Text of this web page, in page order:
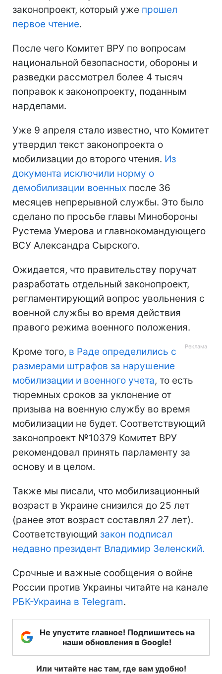
законопроект, который уже прошел
первое чтение.
После чего Комитет ВРУ по вопросам
национальной безопасности, обороны и
разведки рассмотрел более 4 тысяч
поправок к законопроекту, поданным
нардепами.
Уже 9 апреля стало известно, что Комитет
утвердил текст законопроекта о
мобилизации до второго чтения. Из
документа исключили норму о
демобилизации военных после 36
месяцев непрерывной службы. Это было
сделано по просьбе главы Минобороны
Рустема Умерова и главнокомандующего
ВСУ Александра Сырского.
Ожидается, что правительству поручат
разработать отдельный законопроект,
регламентирующий вопрос увольнения с
военной службы во время действия
правого режима военного положения.
Кроме того, в Раде определились с
размерами штрафов за нарушение
мобилизации и военного учета, то есть
тюремных сроков за уклонение от
призыва на военную службу во время
мобилизации не будет. Соответствующий
законопроект №10379 Комитет ВРУ
рекомендовал принять парламенту за
основу и в целом.
Также мы писали, что мобилизационный
возраст в Украине снизился до 25 лет
(ранее этот возраст составлял 27 лет).
Соответствующий закон подписал
недавно президент Владимир Зеленский.
Срочные и важные сообщения о войне
России против Украины читайте на канале
РБК-Украина в Telegram.
Не упустите главное! Подпишитесь на
наши обновления в Google!
Или читайте нас там, где вам удобно!